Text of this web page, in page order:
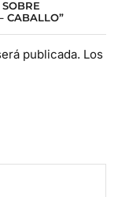
CABALLO”
publicada. Los